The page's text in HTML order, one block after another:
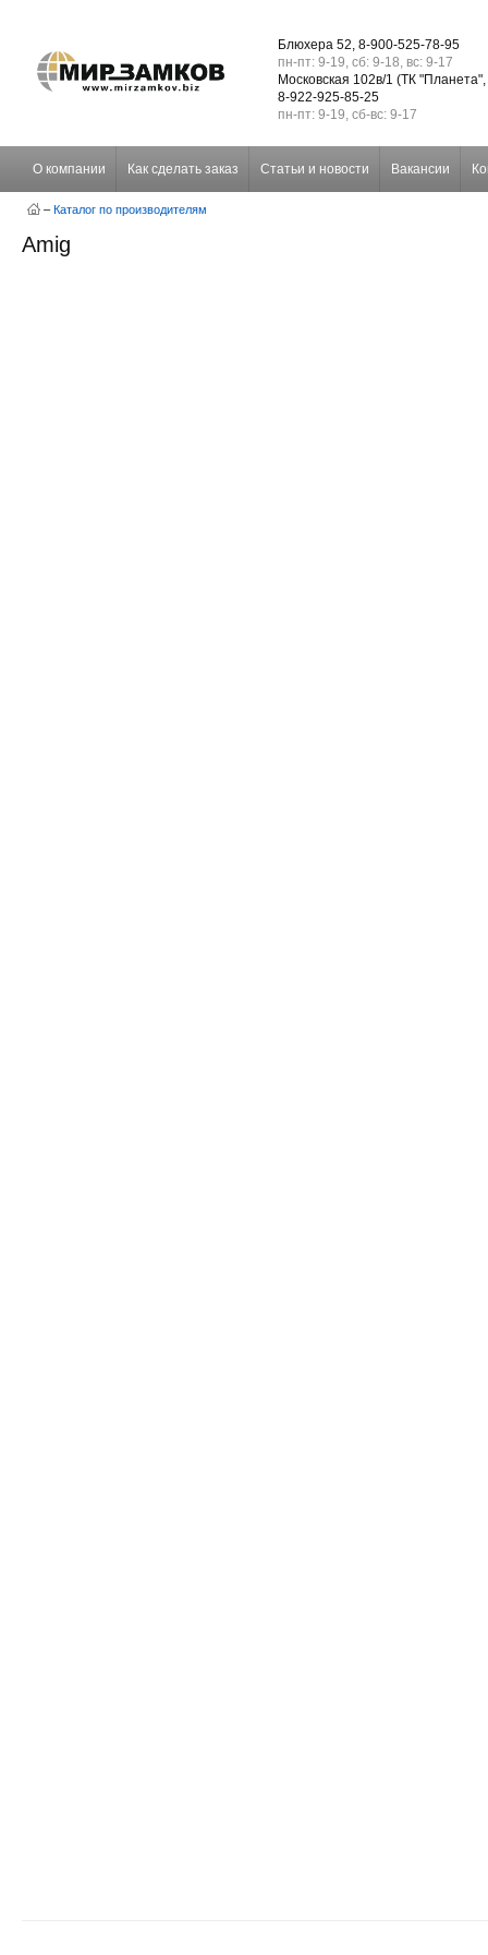
Блюхера 52, 8-900-525-78-95
пн-пт: 9-19, сб: 9-18, вс: 9-17
Московская 102в/1 (ТК
8-922-925-85-25
пн-пт: 9-19, сб-вс: 9-17
О компании Как сделать заказ Статьи и новости Вакансии
– Каталог по производителям
Amig